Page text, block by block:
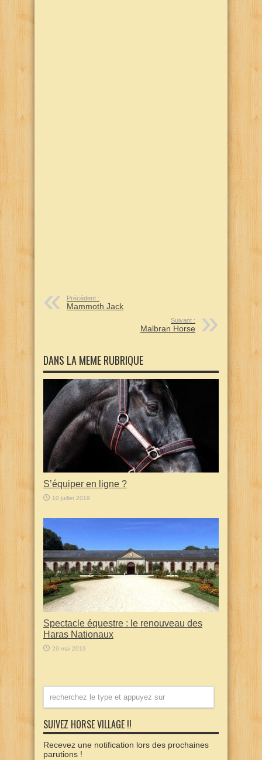
Précédent :
Mammoth Jack
Suivant :
Malbran Horse
DANS LA MEME RUBRIQUE
S’équiper en ligne ?
10 juillet 2019
Spectacle équestre : le renouveau des
Haras Nationaux
29 mai 2019
SUIVEZ HORSE VILLAGE !!
Recevez une notification lors des prochaines
parutions !